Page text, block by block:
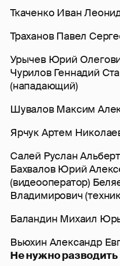
Ткаченко Иван
Траханов Павел
Урычев Юрий
Чурилов Геннадий
(нападающий)
Шувалов Максим
Ярчук Артем
Салей Руслан
Бахвалов Юрий
(видеооператор)
Владимирович
Баландин Михаил
Вьюхин Александр
Не нужно разводить